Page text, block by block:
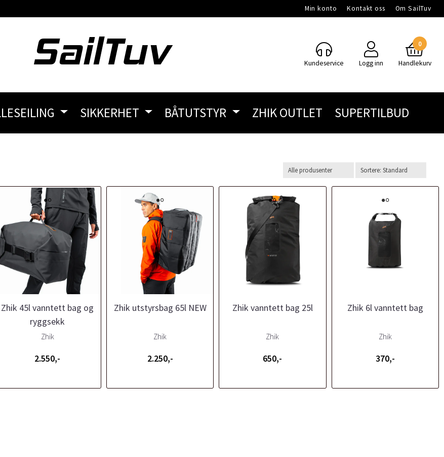
Min konto Kontakt oss Om SailTuv
Kundeservice Logg inn
0
Handlekurv
SIKKERHET BÅTUTSTYR ZHIK OUTLET SUPERTILBUD
Zhik 45l vanntett bag og
ryggsekk
Zhik
2.550,-
Zhik utstyrsbag 65l NEW
Zhik
2.250,-
Zhik vanntett bag 25l
Zhik
650,-
Zhik 6l vanntett bag
Zhik
370,-